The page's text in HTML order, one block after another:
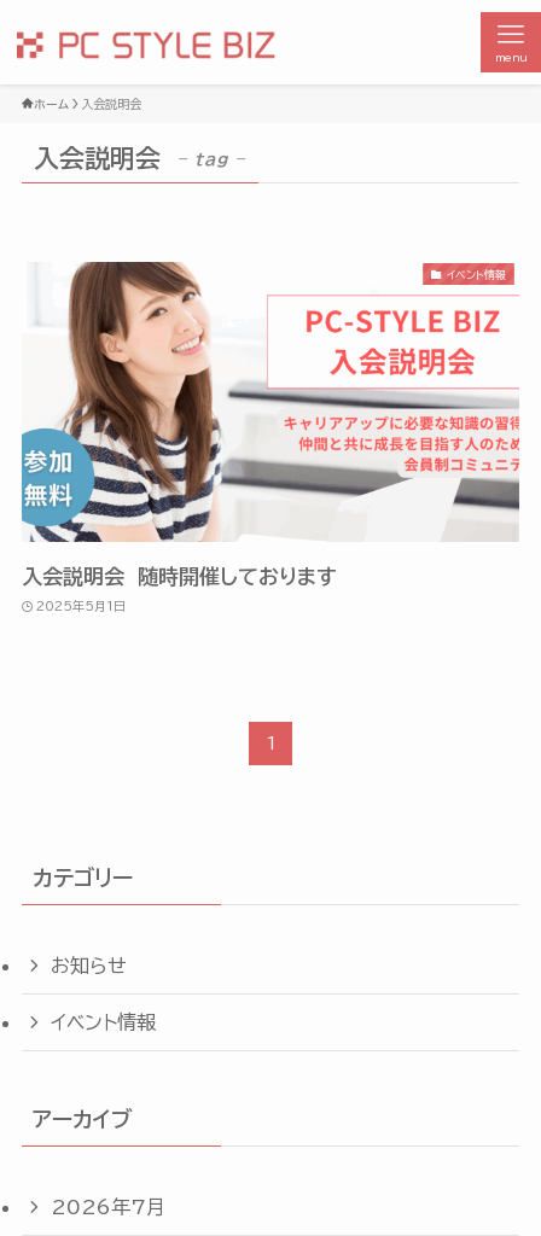
menu
ホーム 入会説明会
入会説明会 – tag –
イベント情報
入会説明会 随時開催しております
2025年5月1日
1
カテゴリー
お知らせ
イベント情報
アーカイブ
2026年7月